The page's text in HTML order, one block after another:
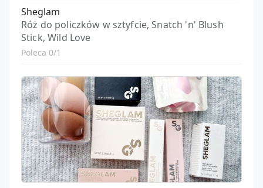
Sheglam
Róż do policzków w sztyfcie, Snatch 'n' Blush
Stick, Wild Love
Poleca 0/1